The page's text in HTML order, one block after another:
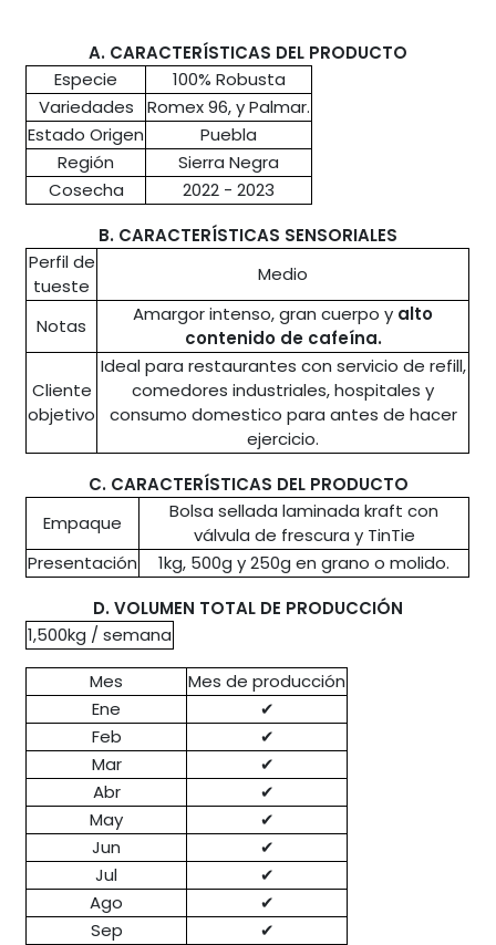
A. CARACTERÍSTICAS DEL PRODUCTO
Especie
100% Robusta
Variedades
Romex 96, y Palmar.
Estado Origen
Puebla
Región
Sierra Negra
Cosecha
2022 - 2023
B. CARACTERÍSTICAS SENSORIALES
Perfil de
tueste
Medio
Notas
Amargor intenso, gran cuerpo y alto
contenido de cafeína.
Cliente
objetivo
Ideal para restaurantes con servicio de refill,
comedores industriales, hospitales y
consumo domestico para antes de hacer
ejercicio.
C. CARACTERÍSTICAS DEL PRODUCTO
Empaque
Bolsa sellada laminada kraft con
válvula de frescura y TinTie
Presentación
1kg, 500g y 250g en grano o molido.
D. VOLUMEN TOTAL DE PRODUCCIÓN
1,500kg / semana
Mes
Mes de producción
Ene
✔
Feb
✔
Mar
✔
Abr
✔
May
✔
Jun
✔
Jul
✔
Ago
✔
Sep
✔